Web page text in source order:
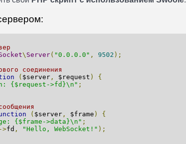
\ Server( "0.0.0.0" , 9502 );
соединения
( $server , $request )
{
{$request->fd}\n" ;
( $server , $frame )
{
{$frame->data}\n" ;
->fd , "Hello, WebSocket!" );